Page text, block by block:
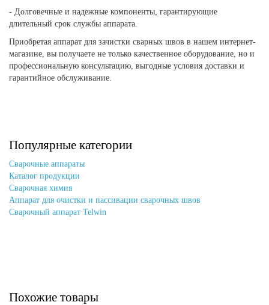
- Долговечные и надежные компоненты, гарантирующие
длительный срок службы аппарата.
Приобретая аппарат для зачистки сварных швов в нашем интернет-
магазине, вы получаете не только качественное оборудование, но и
профессиональную консультацию, выгодные условия доставки и
гарантийное обслуживание.
Популярные категории
Сварочные аппараты
Каталог продукции
Сварочная химия
Аппарат для очистки и пассивации сварочных швов
Сварочный аппарат Telwin
Похожие товары